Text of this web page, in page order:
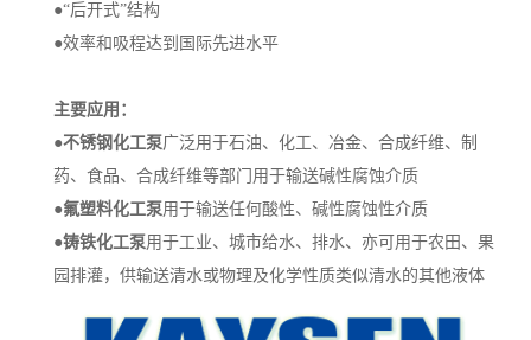
●“后开式”结构
●效率和吸程达到国际先进水平
主要应用：
●不锈钢化工泵广泛用于石油、化工、冶金、合成纤维、制
药、食品、合成纤维等部门用于输送碱性腐蚀介质
●氟塑料化工泵用于输送任何酸性、碱性腐蚀性介质
●铸铁化工泵用于工业、城市给水、排水、亦可用于农田、果
园排灌，供输送清水或物理及化学性质类似清水的其他液体